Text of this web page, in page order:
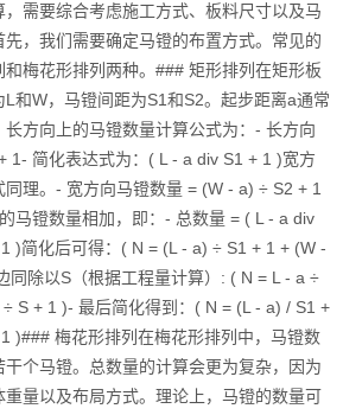
需要综合考虑施工方式、板料尺寸以及马
，我们需要确定马镫的布置方式。常见的
梅花形排列两种。### 矩形排列在矩形板
和W，马镫间距为S1和S2。起步距离a通常
方向上的马镫数量计算公式为：- 长方向
1- 简化表达式为：( L - a div S1 + 1 )宽方
理。- 宽方向马镫数量 = (W - a) ÷ S2 + 1
马镫数量相加，即：- 总数量 = ( L - a div
)简化后可得：( N = (L - a) ÷ S1 + 1 + (W -
同除以S（根据工程量计算）: ( N = L - a ÷
S + 1 )- 最后简化得到：( N = (L - a) / S1 +
)### 梅花形排列在梅花形排列中，马镫数
个马镫。总数量的计算会更为复杂，因为
量以及布局方式。理论上，马镫的数量可